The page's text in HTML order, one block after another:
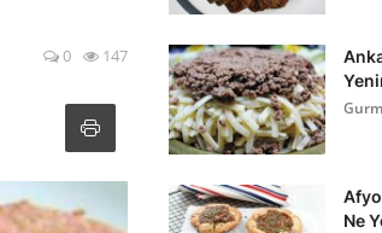
0 147
Ne